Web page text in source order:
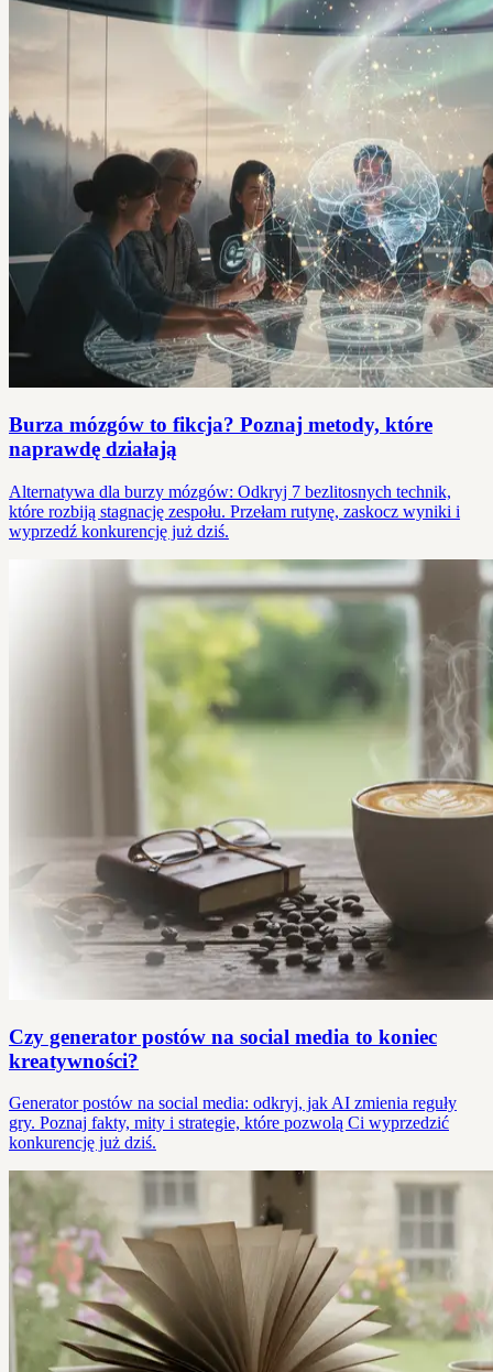
Burza mózgów to fikcja? Poznaj metody, które
naprawdę działają
Alternatywa dla burzy mózgów: Odkryj 7 bezlitosnych technik,
które rozbiją stagnację zespołu. Przełam rutynę, zaskocz wyniki i
wyprzedź konkurencję już dziś.
Czy generator postów na social media to koniec
kreatywności?
Generator postów na social media: odkryj, jak AI zmienia reguły
gry. Poznaj fakty, mity i strategie, które pozwolą Ci wyprzedzić
konkurencję już dziś.